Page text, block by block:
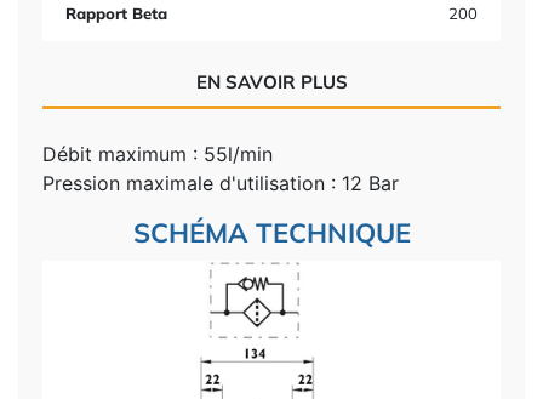
Rapport Beta 200
EN SAVOIR PLUS
Débit maximum : 55l/min
Pression maximale d'utilisation : 12 Bar
SCHÉMA TECHNIQUE